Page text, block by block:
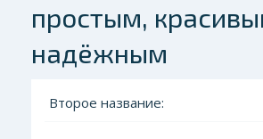
простым,
надёжным
Второе название: